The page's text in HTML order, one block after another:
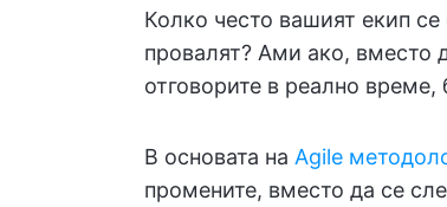
Колко често вашият екип се
провалят? Ами ако, вместо
отговорите в реално
В основата на Agile
промените, вместо да се